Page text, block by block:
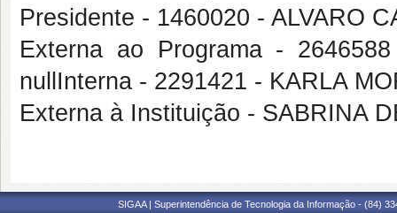
Presidente - 1460020 - ALVARO
Externa ao Programa -
nullInterna - 2291421 - KARLA
Externa à Instituição - SABRINA
SIGAA | Superintendência de Tecnologia da Informação - (84)